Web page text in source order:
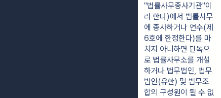
"법률사무종사기관"이
라 한다)에서 법률사무
에 종사하거나 연수(제
6호에 한정한다)를 마
치지 아니하면 단독으
로 법률사무소를 개설
하거나 법무법인, 법무
법인(유한) 및 법무조
합의 구성원이 될 수 없